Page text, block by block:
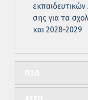
σης για τα
και 2028-2029